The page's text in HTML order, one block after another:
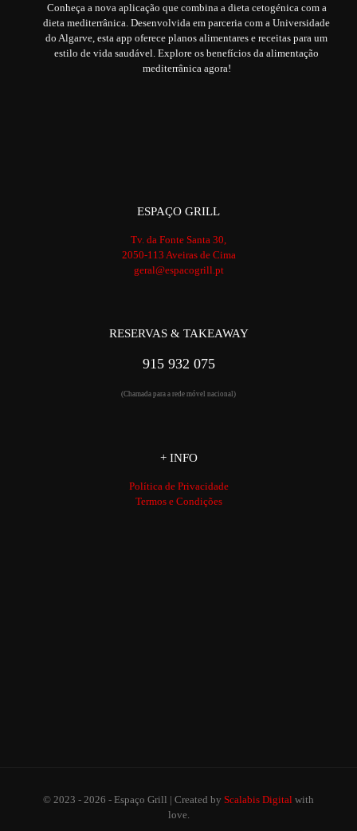
Conheça a nova aplicação que combina a dieta cetogénica com a
dieta mediterrânica. Desenvolvida em parceria com a Universidade
do Algarve, esta app oferece planos alimentares e receitas para um
estilo de vida saudável. Explore os benefícios da alimentação
mediterrânica agora!
ESPAÇO GRILL
Tv. da Fonte Santa 30,
2050-113 Aveiras de Cima
geral@espacogrill.pt
RESERVAS & TAKEAWAY
915 932 075
(Chamada para a rede móvel nacional)
+ INFO
Política de Privacidade
Termos e Condições
© 2023 - 2026 - Espaço Grill | Created by Scalabis Digital with
love.